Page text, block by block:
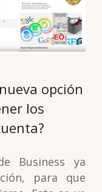
opción
los
Business ya
para que